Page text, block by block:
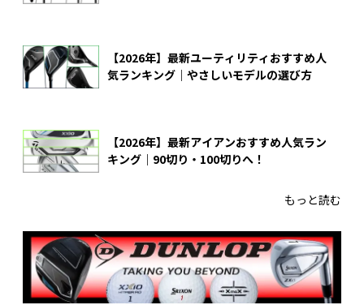
【2026年】最新ユーティリティおすすめ人
気ランキング｜やさしいモデルの選び方
【2026年】最新アイアンおすすめ人気ラン
キング｜90切り・100切りへ！
もっと読む